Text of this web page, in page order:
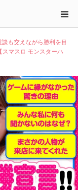
談も交えながら勝利を目
マスロ モンスターハ